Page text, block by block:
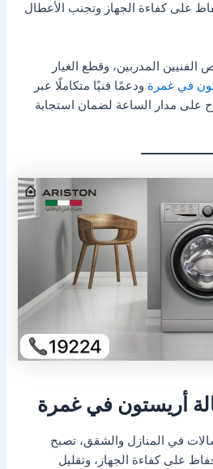
على كفاءة الجهاز وتجنب الأعطال
المدربين، وقطع الغيار
في غمرة ودعمًا فنيًا متكاملًا عبر
على مدار الساعة لضمان استجابة
أريستون في غمرة
في المنازل والشقق، تصبح
على كفاءة الجهاز، وتقليل